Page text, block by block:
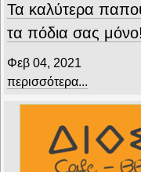
Τα καλύτερα
τα πόδια σας μόνο!
Φεβ 04, 2021
περισσότερα...